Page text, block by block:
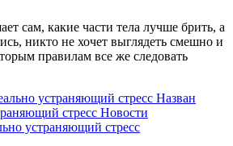
сам, какие части тела лучше брить, а
никто не хочет выглядеть смешно и
правилам все же следовать
Назван
стресс Новости
устраняющий стресс